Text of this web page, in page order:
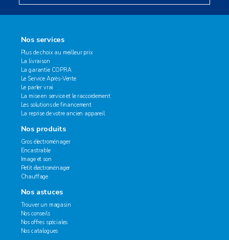
Nos services
Plus de choix au meilleur prix
La livraison
La garantie COPRA
Le Service Après-Vente
Le parler vrai
La mise en service et le raccordement
Les solutions de financement
La reprise de votre ancien appareil
Nos produits
Gros électroménager
Encastrable
Image et son
Petit électroménager
Chauffage
Nos astuces
Trouver un magasin
Nos conseils
Nos offres spéciales
Nos catalogues